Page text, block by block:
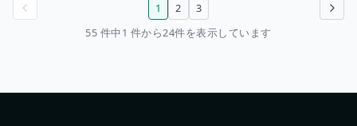
次のページ
1 2
3
55 件中1 件から24件を表示しています